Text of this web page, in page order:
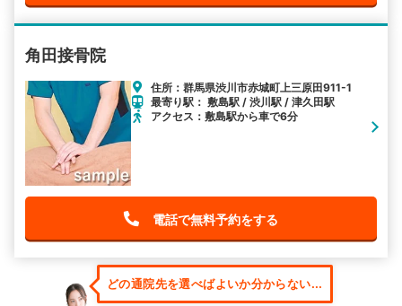
角田接骨院
住所：群馬県渋川市赤城町上三原田911-1
最寄り駅： 敷島駅 / 渋川駅 / 津久田駅
アクセス：敷島駅から車で6分
電話で無料予約をする
どの通院先を選べばよいか分からない...